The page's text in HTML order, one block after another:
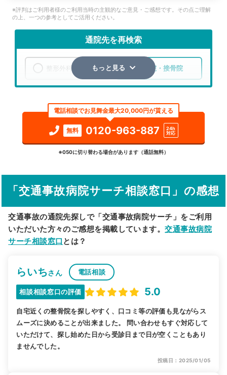
※評判はご利用者様のご利用当時の主観的なご意見・ご感想です。その点ご理解
の上、一つの参考としてご活用ください。
通院先を再検索
整形外科 整骨院・接骨院
検索する
詳細条件で絞り込む
駅から探す 院名から探す
もっと見る
電話相談でお見舞金最大20,000円が貰える
無料 0120-963-887
24h
対応
※050に切り替わる場合があります（通話無料）
「交通事故病院サーチ相談窓口」の感想
交通事故の通院先探しで「交通事故病院サーチ」をご利用
いただいた方々のご感想を掲載しています。交通事故病院
サーチ相談窓口 とは？
らいちさん 電話相談
相談相談窓口の評価 5.0
自宅近くの整骨院を探しやすく、口コミ等の評価も見ながらス
ムーズに決めることが出来ました。 問い合わせもすぐ対応して
いただけて、探し始めた日から受診日まで日が空くこともあり
ませんでした。
投稿日：2025/01/05